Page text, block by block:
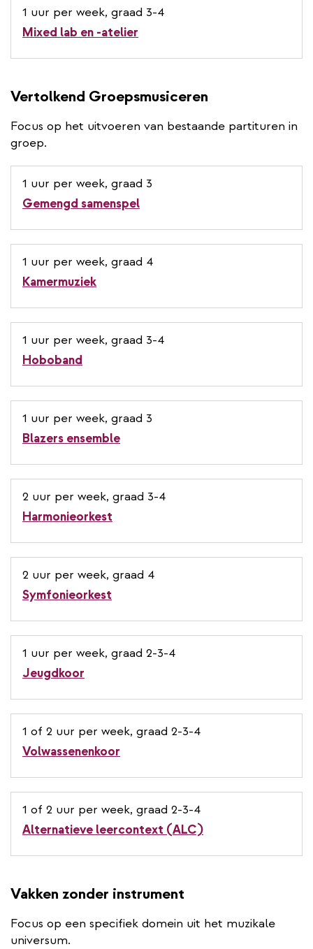
1 uur per week, graad 3-4
Mixed lab en -atelier
Vertolkend Groepsmusiceren
Focus op het uitvoeren van bestaande partituren in
groep.
1 uur per week, graad 3
Gemengd samenspel
1 uur per week, graad 4
Kamermuziek
1 uur per week, graad 3-4
Hoboband
1 uur per week, graad 3
Blazers ensemble
2 uur per week, graad 3-4
Harmonieorkest
2 uur per week, graad 4
Symfonieorkest
1 uur per week, graad 2-3-4
Jeugdkoor
1 of 2 uur per week, graad 2-3-4
Volwassenenkoor
1 of 2 uur per week, graad 2-3-4
Alternatieve leercontext (ALC)
Vakken zonder instrument
Focus op een specifiek domein uit het muzikale
universum.